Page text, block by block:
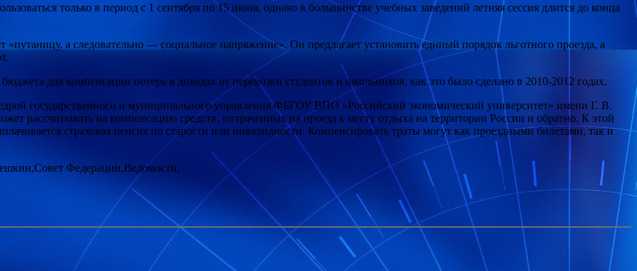
только в период с 1 сентября по 15 июня, однако в большинстве учебных заведений летняя сессия длится до конца
«путаницу, а следовательно — социальное напряжение». Он предлагает установить единый порядок льготного проезда, а
для компенсации потерь в доходах от перевозки студентов и школьников, как это было сделано в 2010-2012 годах.
государственного и муниципального управления ФБГОУ ВПО «Российский экономический университет» имени Г. В.
рассчитывать на компенсацию средств, потраченных на проезд к месту отдыха на территории России и обратно. К этой
страховая пенсия по старости или инвалидности. Компенсировать траты могут как проездными билетами, так и
Федерации,Ведомости,